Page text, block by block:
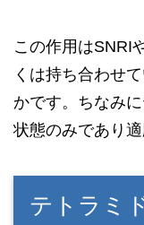
この作用はSNRI
くは持ち合わせ
かです。ちなみ
状態のみであり適
テトラミ